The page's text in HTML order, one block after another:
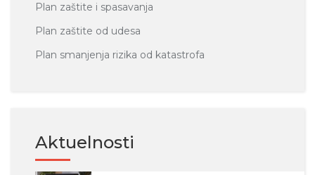
Plan zaštite i spasavanja
Plan zaštite od udesa
Plan smanjenja rizika od katastrofa
Aktuelnosti